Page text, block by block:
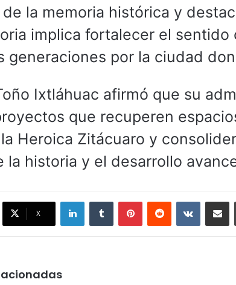
la memoria histórica y
implica fortalecer el
generaciones por la ciudad
Ixtláhuac afirmó que su
que recuperen
Heroica Zitácuaro y
historia y el desarrollo
X
LinkedInTumblr PinterestReddit